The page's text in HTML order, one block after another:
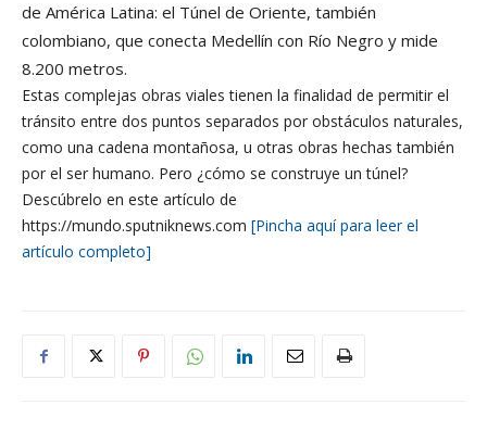
de América Latina: el Túnel de Oriente, también
colombiano, que conecta Medellín con Río Negro y mide
8.200 metros.
Estas complejas obras viales tienen la finalidad de permitir el
tránsito entre dos puntos separados por obstáculos naturales,
como una cadena montañosa, u otras obras hechas también
por el ser humano. Pero ¿cómo se construye un túnel?
Descúbrelo en este artículo de
https://mundo.sputniknews.com [Pincha aquí para leer el
artículo completo]